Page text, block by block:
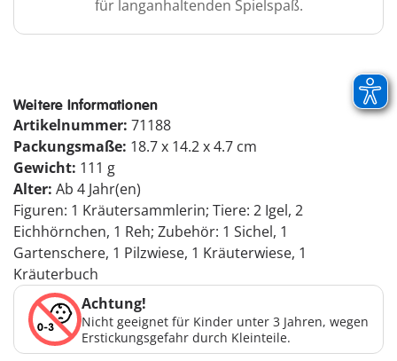
für langanhaltenden Spielspaß.
Weitere Informationen
Artikelnummer: 71188
Packungsmaße: 18.7 x 14.2 x 4.7 cm
Gewicht: 111 g
Alter: Ab 4 Jahr(en)
Figuren: 1 Kräutersammlerin; Tiere: 2 Igel, 2
Eichhörnchen, 1 Reh; Zubehör: 1 Sichel, 1
Gartenschere, 1 Pilzwiese, 1 Kräuterwiese, 1
Kräuterbuch
Achtung!
Nicht geeignet für Kinder unter 3 Jahren, wegen
Erstickungsgefahr durch Kleinteile.